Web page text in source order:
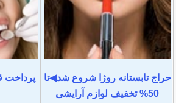
حراج تابستانه روژا شروع شد◀تا
50% تخفیف لوازم آرایشی